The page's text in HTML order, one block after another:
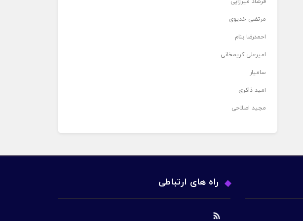
مرتضی خدیوی
احمدرضا بنام
امیرعلی کریمخانی
سامیار
امید ذاکری
مجید اصلاحی
راه های ارتباطی